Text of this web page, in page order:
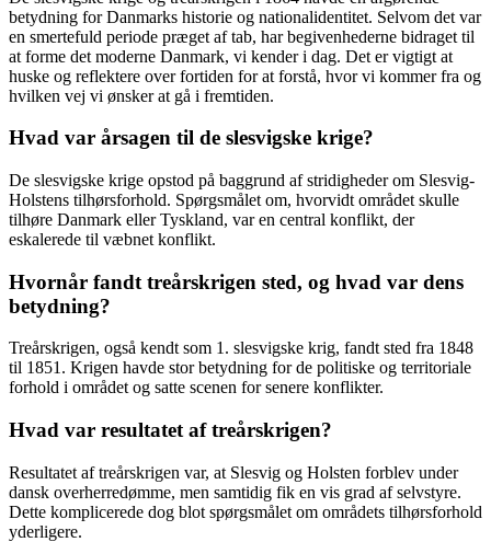
betydning for Danmarks historie og nationalidentitet. Selvom det var
en smertefuld periode præget af tab, har begivenhederne bidraget til
at forme det moderne Danmark, vi kender i dag. Det er vigtigt at
huske og reflektere over fortiden for at forstå, hvor vi kommer fra og
hvilken vej vi ønsker at gå i fremtiden.
Hvad var årsagen til de slesvigske krige?
De slesvigske krige opstod på baggrund af stridigheder om Slesvig-
Holstens tilhørsforhold. Spørgsmålet om, hvorvidt området skulle
tilhøre Danmark eller Tyskland, var en central konflikt, der
eskalerede til væbnet konflikt.
Hvornår fandt treårskrigen sted, og hvad var dens
betydning?
Treårskrigen, også kendt som 1. slesvigske krig, fandt sted fra 1848
til 1851. Krigen havde stor betydning for de politiske og territoriale
forhold i området og satte scenen for senere konflikter.
Hvad var resultatet af treårskrigen?
Resultatet af treårskrigen var, at Slesvig og Holsten forblev under
dansk overherredømme, men samtidig fik en vis grad af selvstyre.
Dette komplicerede dog blot spørgsmålet om områdets tilhørsforhold
yderligere.